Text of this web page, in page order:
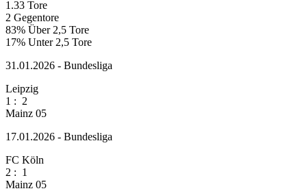
1.33 Tore
2 Gegentore
83% Über 2,5 Tore
17% Unter 2,5 Tore
31.01.2026 - Bundesliga
Leipzig
1 : 2
Mainz 05
17.01.2026 - Bundesliga
FC Köln
2 : 1
Mainz 05